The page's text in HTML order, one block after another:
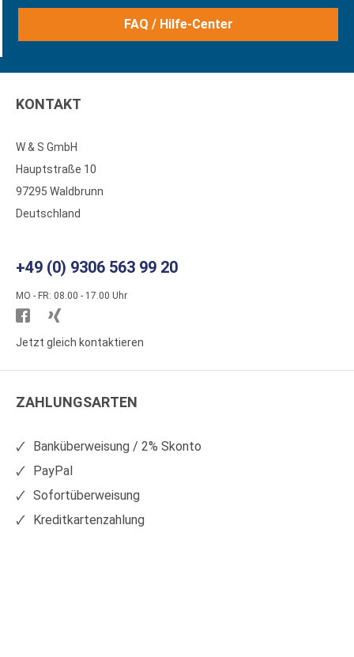
FAQ / Hilfe-Center
KONTAKT
W & S GmbH
Hauptstraße 10
97295 Waldbrunn
Deutschland
+49 (0) 9306 563 99 20
MO - FR: 08.00 - 17.00 Uhr
Besuchen
Sie
auf
Sie
auf
Jetzt gleich kontaktieren
ZAHLUNGSARTEN
Banküberweisung / 2% Skonto
PayPal
Sofortüberweisung
Kreditkartenzahlung